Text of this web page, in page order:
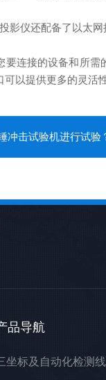
仪还配备了以太网
接的设备和所需
以提供更多的灵活
冲击试验机进行试验
品导航
坐标及自动化检测线